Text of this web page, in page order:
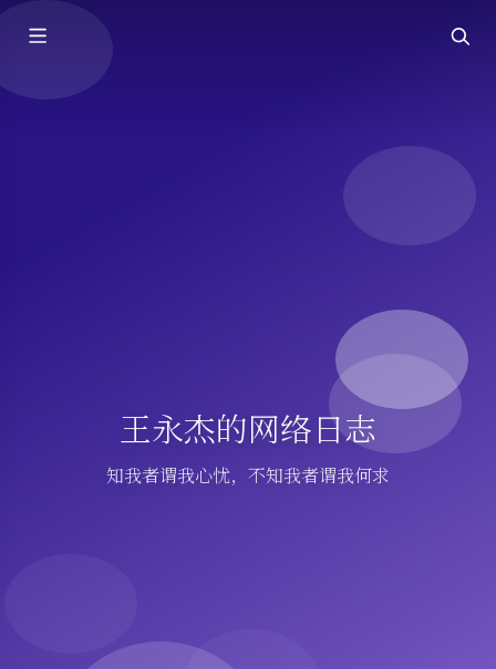
王永杰的网络日志
知我者谓我心忧，不知我者谓我何求